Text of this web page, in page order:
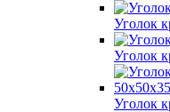
Уголок
Уголок
Уголок